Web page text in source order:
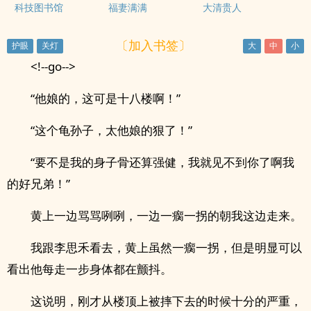
科技图书馆
福妻满满 大清贵人
〔加入书签〕
<!--go-->
“他娘的，这可是十八楼啊！”
“这个龟孙子，太他娘的狠了！”
“要不是我的身子骨还算强健，我就见不到你了啊我
的好兄弟！”
黄上一边骂骂咧咧，一边一瘸一拐的朝我这边走来。
我跟李思禾看去，黄上虽然一瘸一拐，但是明显可以
看出他每走一步身体都在颤抖。
这说明，刚才从楼顶上被摔下去的时候十分的严重，